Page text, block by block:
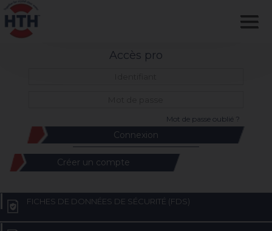
Accès pro
Mot de passe oublié ?
Créer un compte
FICHES DE DONNÉES DE SÉCURITÉ (FDS)